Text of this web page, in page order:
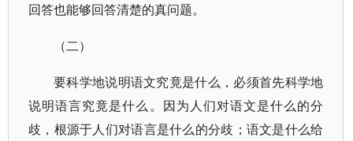
回答也能够回答清楚的真问题。
（二）
要科学地说明语文究竟是什么，必须首先科学地
说明语言究竟是什么。因为人们对语文是什么的分
歧，根源于人们对语言是什么的分歧；语文是什么给